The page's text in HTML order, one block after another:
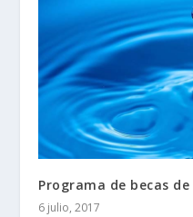
Programa de becas
6 julio, 2017